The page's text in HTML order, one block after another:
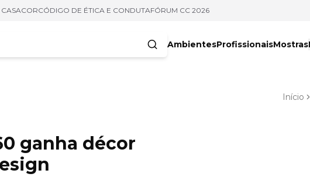
CASACORCÓDIGO DE ÉTICA E CONDUTAFÓRUM CC 2026
AmbientesProfissionaisMostras
Início
ganha décor